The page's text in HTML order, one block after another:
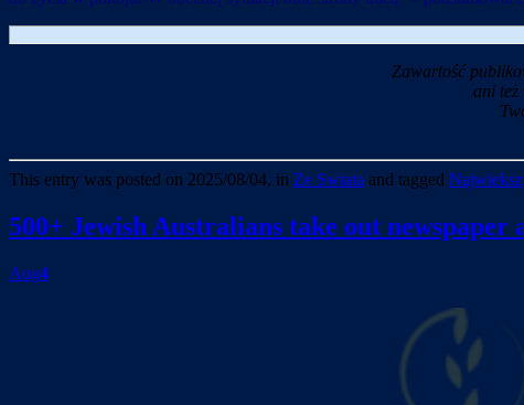
Zawartość
ani też
This entry was posted on 2025/08/04, in Ze Swiata and tagged
500+ Jewish Australians take out
Aug4